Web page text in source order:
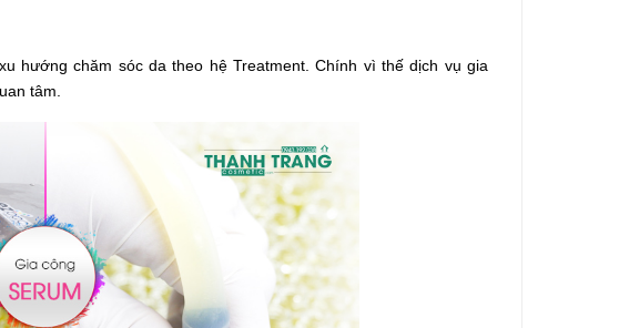
hướng chăm sóc da theo hệ Treatment. Chính vì thế dịch vụ gia
tâm.